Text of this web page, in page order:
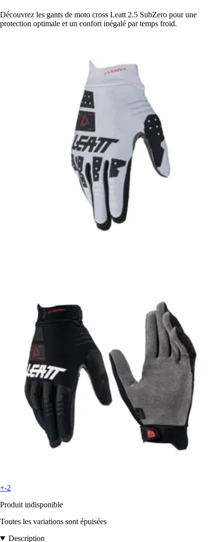
Découvrez les gants de moto cross Leatt 2.5 SubZero pour une
protection optimale et un confort inégalé par temps froid.
+-2
Produit indisponible
Toutes les variations sont épuisées
Description